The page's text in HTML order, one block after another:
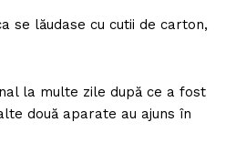
se lăudase cu cutii de carton,
la multe zile după ce a fost
două aparate au ajuns în